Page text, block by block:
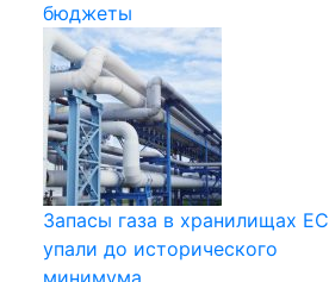
бюджеты
Запасы газа в хранилищах ЕС
упали до исторического
минимума